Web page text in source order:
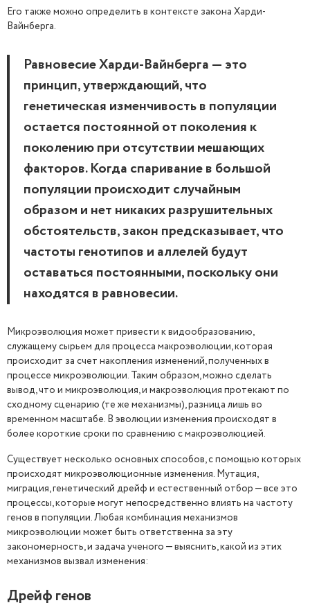
Его также можно определить в контексте закона Харди-
Вайнберга.
Равновесие Харди-Вайнберга — это
принцип, утверждающий, что
генетическая изменчивость в популяции
остается постоянной от поколения к
поколению при отсутствии мешающих
факторов. Когда спаривание в большой
популяции происходит случайным
образом и нет никаких разрушительных
обстоятельств, закон предсказывает, что
частоты генотипов и аллелей будут
оставаться постоянными, поскольку они
находятся в равновесии.
Микроэволюция может привести к видообразованию,
служащему сырьем для процесса макроэволюции, которая
происходит за счет накопления изменений, полученных в
процессе микроэволюции. Таким образом, можно сделать
вывод, что и микроэволюция, и макроэволюция протекают по
сходному сценарию (те же механизмы), разница лишь во
временном масштабе. В эволюции изменения происходят в
более короткие сроки по сравнению с макроэволюцией.
Существует несколько основных способов, с помощью которых
происходят микроэволюционные изменения. Мутация,
миграция, генетический дрейф и естественный отбор — все это
процессы, которые могут непосредственно влиять на частоту
генов в популяции. Любая комбинация механизмов
микроэволюции может быть ответственна за эту
закономерность, и задача ученого — выяснить, какой из этих
механизмов вызвал изменения:
Дрейф генов